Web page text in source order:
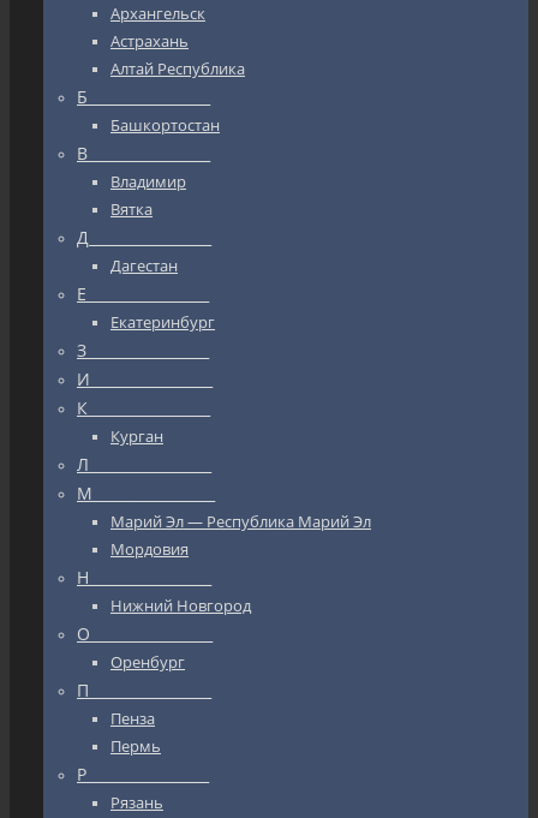
Архангельск
Астрахань
Алтай Республика
Б_________________
Башкортостан
В_________________
Владимир
Вятка
Д_________________
Дагестан
Е_________________
Екатеринбург
З_________________
И_________________
К_________________
Курган
Л_________________
М_________________
Марий Эл — Республика Марий Эл
Мордовия
Н_________________
Нижний Новгород
О_________________
Оренбург
П_________________
Пенза
Пермь
Р_________________
Рязань